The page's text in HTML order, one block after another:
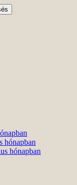
hónapban
hónapban